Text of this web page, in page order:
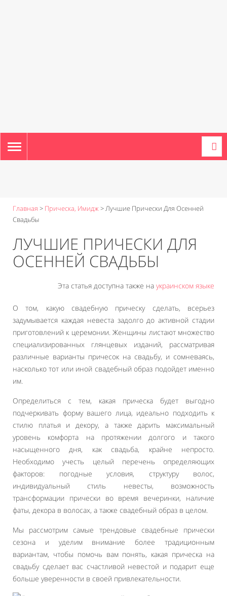
TOGGLE
NAVIGATION
Главная > Прическа, Имидж>Лучшие Прически Для Осенней
Свадьбы
ЛУЧШИЕ ПРИЧЕСКИ ДЛЯ
ОСЕННЕЙ СВАДЬБЫ
Эта статья доступна также на украинском языке
О том, какую свадебную прическу сделать, всерьез
задумывается каждая невеста задолго до активной стадии
приготовлений к церемонии. Женщины листают множество
специализированных глянцевых изданий, рассматривая
различные варианты причесок на свадьбу, и сомневаясь,
насколько тот или иной свадебный образ подойдет именно
им.
Определиться с тем, какая прическа будет выгодно
подчеркивать форму вашего лица, идеально подходить к
стилю платья и декору, а также дарить максимальный
уровень комфорта на протяжении долгого и такого
насыщенного дня, как свадьба, крайне непросто.
Необходимо учесть целый перечень определяющих
факторов: погодные условия, структуру волос,
индивидуальный стиль невесты, возможность
трансформации прически во время вечеринки, наличие
фаты, декора в волосах, а также свадебный образ в целом.
Мы рассмотрим самые трендовые свадебные прически
сезона и уделим внимание более традиционным
вариантам, чтобы помочь вам понять, какая прическа на
свадьбу сделает вас счастливой невестой и подарит еще
больше уверенности в своей привлекательности.